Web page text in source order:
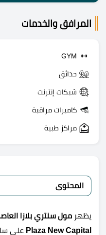
المرافق والخدمات
GYM
حدائق
شبكات إنترنت
كاميرات مراقبة
مراكز طبية
المحتوى
يظهر
Plaza New Capital على